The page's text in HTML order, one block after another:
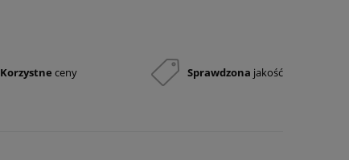
Korzystne ceny Sprawdzona jakość